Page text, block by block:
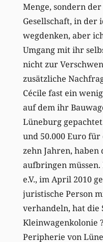
Menge, sondern
Gesellschaft, in der
wegdenken, aber
Umgang mit ihr
nicht zur
zusätzliche
Cécile fast ein
auf dem ihr
Lüneburg
und 50.000 Euro
zehn Jahren,
aufbringen
e.V., im April 2010
juristische Person
verhandeln, hat
Kleinwagenkolonie
Peripherie von